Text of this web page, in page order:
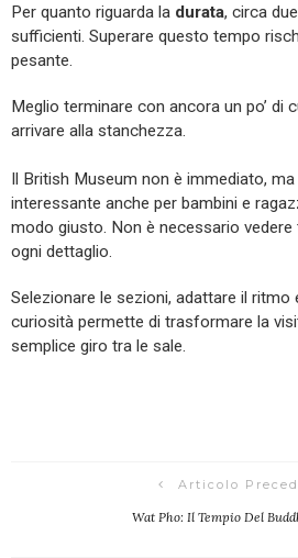
Per quanto riguarda la durata, circa
sufficienti. Superare questo tempo
pesante.
Meglio terminare con ancora un po’ di
arrivare alla stanchezza.
Il British Museum non è immediato,
interessante anche per bambini e
modo giusto. Non è necessario
ogni dettaglio.
Selezionare le sezioni, adattare il ritmo
curiosità permette di trasformare la
semplice giro tra le sale.
Articolo
Wat Pho: Il Tempio Del